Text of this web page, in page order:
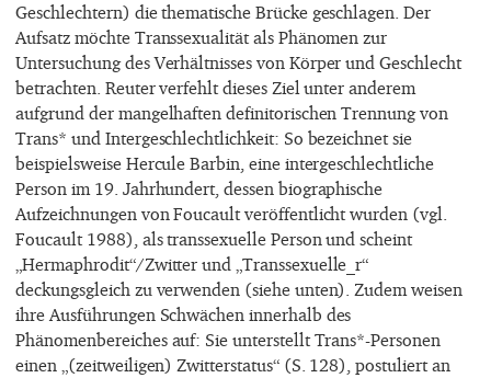
Geschlechtern) die thematische Brücke geschlagen. Der
Aufsatz möchte Transsexualität als Phänomen zur
Untersuchung des Verhältnisses von Körper und Geschlecht
betrachten. Reuter verfehlt dieses Ziel unter anderem
aufgrund der mangelhaften definitorischen Trennung von
Trans* und Intergeschlechtlichkeit: So bezeichnet sie
beispielsweise Hercule Barbin, eine intergeschlechtliche
Person im 19. Jahrhundert, dessen biographische
Aufzeichnungen von Foucault veröffentlicht wurden (vgl.
Foucault 1988), als transsexuelle Person und scheint
„Hermaphrodit“/Zwitter und „Transsexuelle_r“
deckungsgleich zu verwenden (siehe unten). Zudem weisen
ihre Ausführungen Schwächen innerhalb des
Phänomenbereiches auf: Sie unterstellt Trans*-Personen
einen „(zeitweiligen) Zwitterstatus“ (S. 128), postuliert an